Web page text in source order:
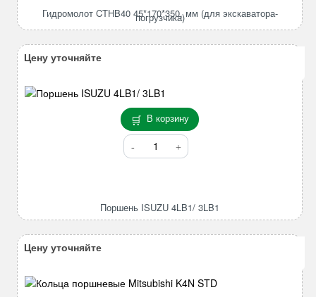
45*170*350,
мм
Гидромолот CTHB40 45*170*350, мм (для экскаватора-
погрузчика)
В корзину
Количество
товара
3LB1
Поршень ISUZU 4LB1/ 3LB1
Цену уточняйте
Цену уточняйте